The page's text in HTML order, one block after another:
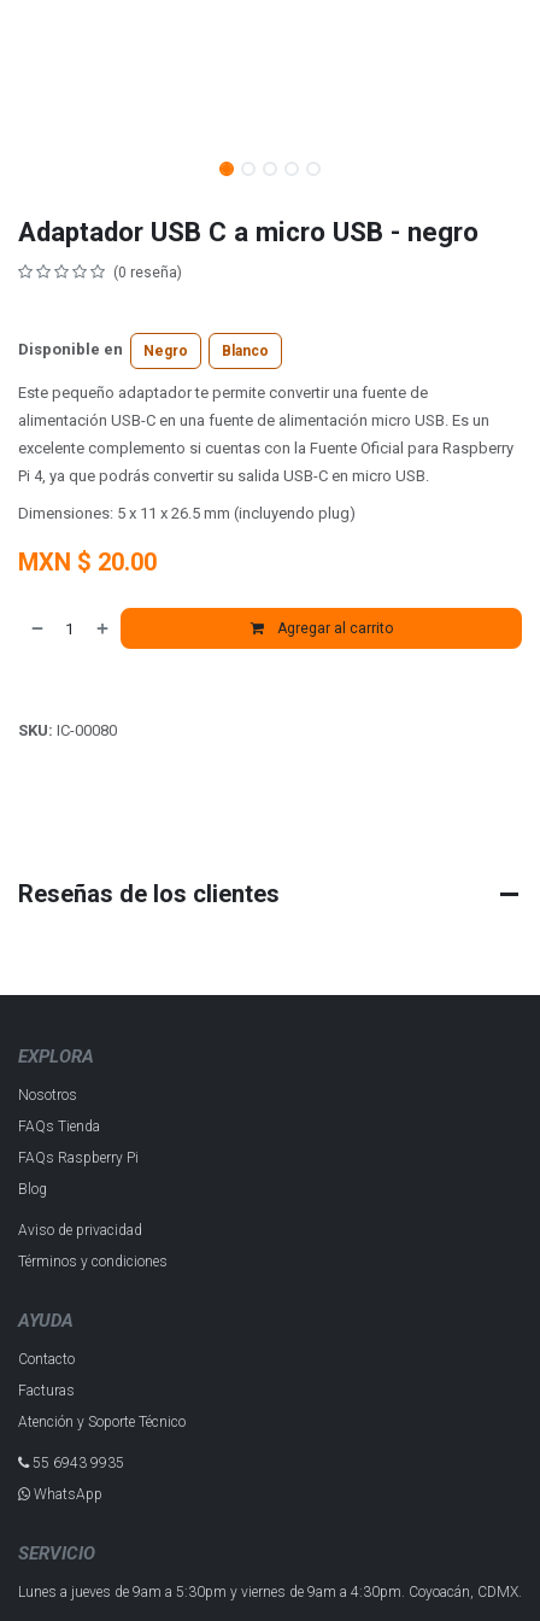
Adaptador USB C a micro USB - negro
(0 reseña)
Disponible en Negro Blanco
Este pequeño adaptador te permite convertir una fuente de
alimentación USB-C en una fuente de alimentación micro USB. Es un
excelente complemento si cuentas con la Fuente Oficial para Raspberry
Pi 4, ya que podrás convertir su salida USB-C en micro USB.
Dimensiones: 5 x 11 x 26.5 mm (incluyendo plug)
MXN $ 20.00
Agregar al carrito
SKU: IC-00080
Reseñas de los clientes
EXPLORA
Nosotros
FAQs Tienda
FAQs Raspberry Pi
Blog
Aviso de privacidad
Términos y condiciones
AYUDA
Contacto
Facturas
Atención y Soporte Técnico
55 6943 993​5
WhatsApp
SERVICIO
Lunes a jueves de 9am a 5:30pm y viernes de 9am a 4:30pm. Coyoacán, CDMX.